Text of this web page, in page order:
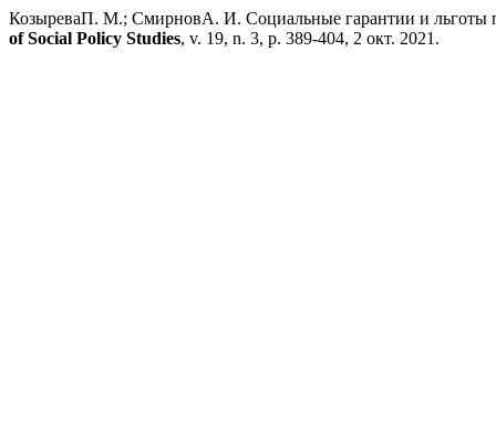
КозыреваП. М.; СмирновА. И. Социальные гарантии и льготы
of Social Policy Studies, v. 19, n. 3, p. 389-404, 2 окт. 2021.